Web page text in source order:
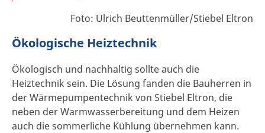
Foto: Ulrich Beuttenmüller/Stiebel Eltron
Ökologische Heiztechnik
Ökologisch und nachhaltig sollte auch die
Heiztechnik sein. Die Lösung fanden die Bauherren in
der Wärmepumpentechnik von Stiebel Eltron, die
neben der Warmwasserbereitung und dem Heizen
auch die sommerliche Kühlung übernehmen kann.